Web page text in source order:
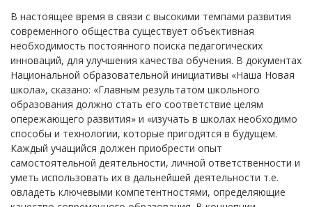
В настоящее время в связи с высокими темпами развития
современного общества существует объективная
необходимость постоянного поиска педагогических
инноваций, для улучшения качества обучения. В документах
Национальной образовательной инициативы «Наша Новая
школа», сказано: «Главным результатом школьного
образования должно стать его соответствие целям
опережающего развития» и «изучать в школах необходимо
способы и технологии, которые пригодятся в будущем.
Каждый учащийся должен приобрести опыт
самостоятельной деятельности, личной ответственности и
уметь использовать их в дальнейшей деятельности т.е.
овладеть ключевыми компетентностями, определяющие